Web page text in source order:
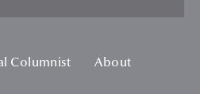
Columnist
About